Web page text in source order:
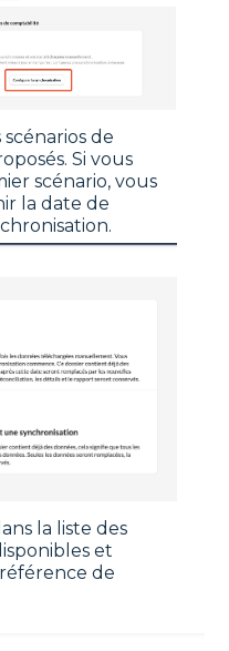
scénarios de
Si vous
scénario, vous
la date de
la liste des
et
de